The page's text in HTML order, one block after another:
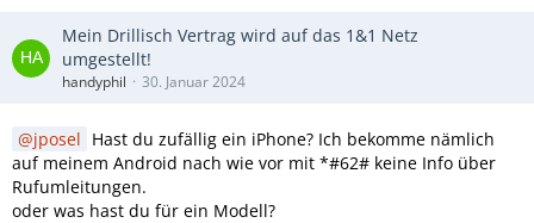
Mein Drillisch Vertrag wird auf das 1&1 Netz
umgestellt!
handyphil 30. Januar 2024
jposel Hast du zufällig ein iPhone? Ich bekomme nämlich
auf meinem Android nach wie vor mit *#62# keine Info über
Rufumleitungen.
oder was hast du für ein Modell?